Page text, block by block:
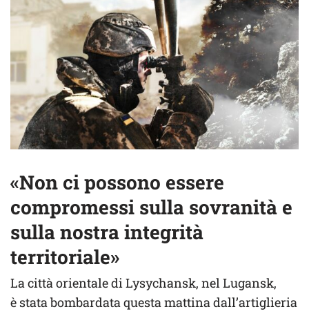
«Non ci possono essere
compromessi sulla sovranità e
sulla nostra integrità
territoriale»
La città orientale di Lysychansk, nel Lugansk,
è stata bombardata questa mattina dall’artiglieria